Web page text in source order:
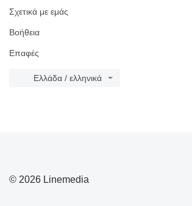
Σχετικά με εμάς
Βοήθεια
Επαφές
Ελλάδα / ελληνικά
© 2026 Linemedia